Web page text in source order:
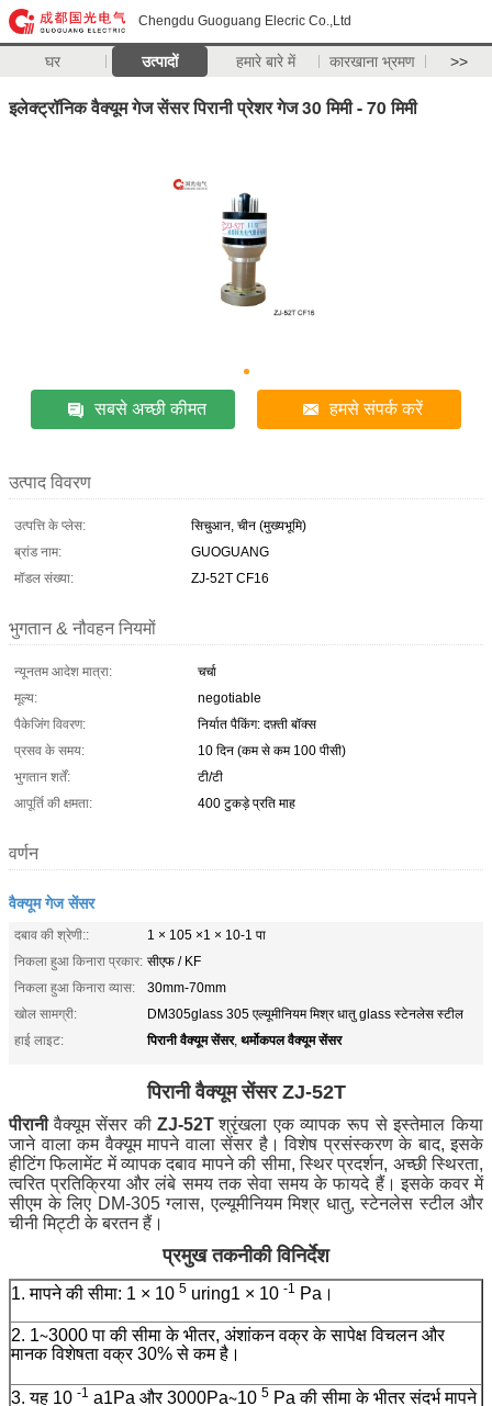
Chengdu Guoguang Elecric Co.,Ltd
घर उत्पादों हमारे बारे में कारखाना भ्रमण >>
इलेक्ट्रॉनिक वैक्यूम गेज सेंसर पिरानी प्रेशर गेज 30 मिमी - 70 मिमी
सबसे अच्छी कीमत हमसे संपर्क करें
उत्पाद विवरण
उत्पत्ति के प्लेस:
सिचुआन, चीन (मुख्यभूमि)
ब्रांड नाम:
GUOGUANG
मॉडल संख्या:
ZJ-52T CF16
भुगतान & नौवहन नियमों
न्यूनतम आदेश मात्रा:
चर्चा
मूल्य:
negotiable
पैकेजिंग विवरण:
निर्यात पैकिंग: दफ़्ती बॉक्स
प्रसव के समय:
10 दिन (कम से कम 100 पीसी)
भुगतान शर्तें:
टी/टी
आपूर्ति की क्षमता:
400 टुकड़े प्रति माह
वर्णन
वैक्यूम गेज सेंसर
दबाव की श्रेणी::
1 × 105 ×1 × 10-1 पा
निकला हुआ किनारा प्रकार: सीएफ / KF
निकला हुआ किनारा व्यास:
30mm-70mm
खोल सामग्री:
DM305glass 305 एल्यूमीनियम मिश्र धातु glass स्टेनलेस स्टील
हाई लाइट:
पिरानी वैक्यूम सेंसर, थर्मोकपल वैक्यूम सेंसर
पिरानी वैक्यूम सेंसर ZJ-52T
पीरानी वैक्यूम सेंसर की ZJ-52T श्रृंखला एक व्यापक रूप से इस्तेमाल किया
जाने वाला कम वैक्यूम मापने वाला सेंसर है। विशेष प्रसंस्करण के बाद, इसके
हीटिंग फिलामेंट में व्यापक दबाव मापने की सीमा, स्थिर प्रदर्शन, अच्छी स्थिरता,
त्वरित प्रतिक्रिया और लंबे समय तक सेवा समय के फायदे हैं। इसके कवर में
सीएम के लिए DM-305 ग्लास, एल्यूमीनियम मिश्र धातु, स्टेनलेस स्टील और
चीनी मिट्टी के बरतन हैं।
प्रमुख तकनीकी विनिर्देश
1. मापने की सीमा: 1 × 10 5 uring1 × 10 -1 Pa।
2. 1∼3000 पा की सीमा के भीतर, अंशांकन वक्र के सापेक्ष विचलन और
मानक विशेषता वक्र 30% से कम है।
3. यह 10 -1 a1Pa और 3000Pa∼10 5 Pa की सीमा के भीतर संदर्भ मापने